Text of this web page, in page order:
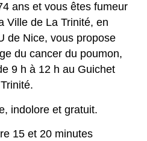
ans et vous êtes fumeur
Ville de La Trinité, en
de Nice, vous propose
du cancer du poumon,
9 h à 12 h au Guichet
indolore et gratuit.
15 et 20 minutes